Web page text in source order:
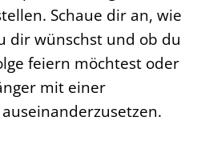
Schaue dir an, wie
dir wünschst und ob du
feiern möchtest oder
mit einer